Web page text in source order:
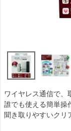
ワイヤレス通信で、
誰でも使える簡単操
聞き取りやすいクリ